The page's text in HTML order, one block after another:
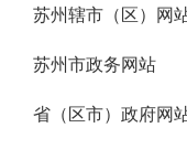
苏州辖市（区）网
苏州市政务网站
省（区市）政府网